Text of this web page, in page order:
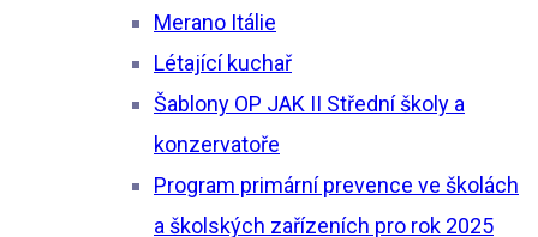
Merano Itálie
Létající kuchař
Šablony OP JAK II Střední školy a
konzervatoře
Program primární prevence ve školách
a školských zařízeních pro rok 2025